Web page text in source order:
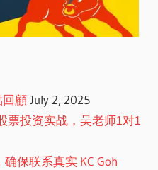
回顧 July 2, 2025
票投资实战，吴老师1对1
保联系真实 KC Goh